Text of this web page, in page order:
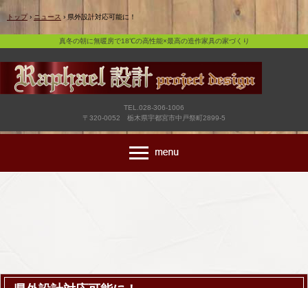
真冬の朝に無暖房で18℃の高性能×最高の造作家具の家づくり
トップ › ニュース › 県外設計対応可能に！
真冬の朝に無暖房で18℃の高性能×最高の造作家具の家づくり
TEL.028-306-1006
〒320-0052 栃木県宇都宮市中戸祭町2899-5